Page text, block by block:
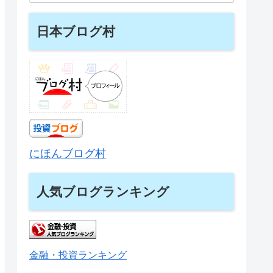
日本ブログ村
にほんブログ村
人気ブログランキング
金融・投資ランキング